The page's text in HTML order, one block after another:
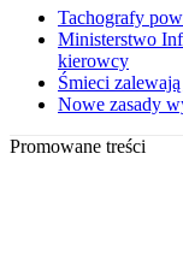
Tachografy
Ministerstwo
kierowcy
Śmieci
Nowe zasady
Promowane treści